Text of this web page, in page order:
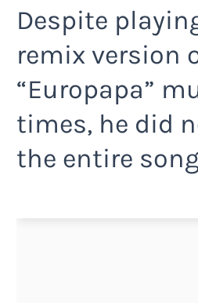
Despite
remix version
“Europapa”
times, he did
the entire